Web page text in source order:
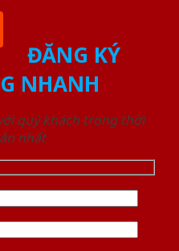
ĐĂNG KÝ
NHANH
quý khách trong thời
nhất